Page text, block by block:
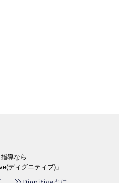
導なら
ディグニティブ)」